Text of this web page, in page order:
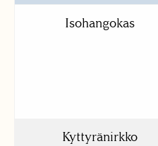
Isohangokas
Kyttyränirkko